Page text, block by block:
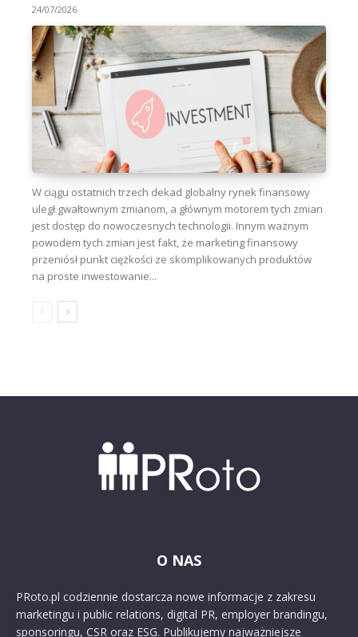
24/07/2026
W ciągu ostatnich trzech dekad globalny rynek finansowy
uległ gwałtownym zmianom, a głównym motorem tych zmian
jest dostęp do nowoczesnych technologii. Innym ważnym
powodem tych zmian jest fakt, że marketing finansowy
przeniósł punkt ciężkości ze skomplikowanych produktów
na proste inwestowanie...
O NAS
PRoto.pl codziennie dostarcza nowe informacje z zakresu
marketingu i public relations, digital PR, employer brandingu,
sponsoringu, CSR oraz ESG. Publikujemy najważniejsze